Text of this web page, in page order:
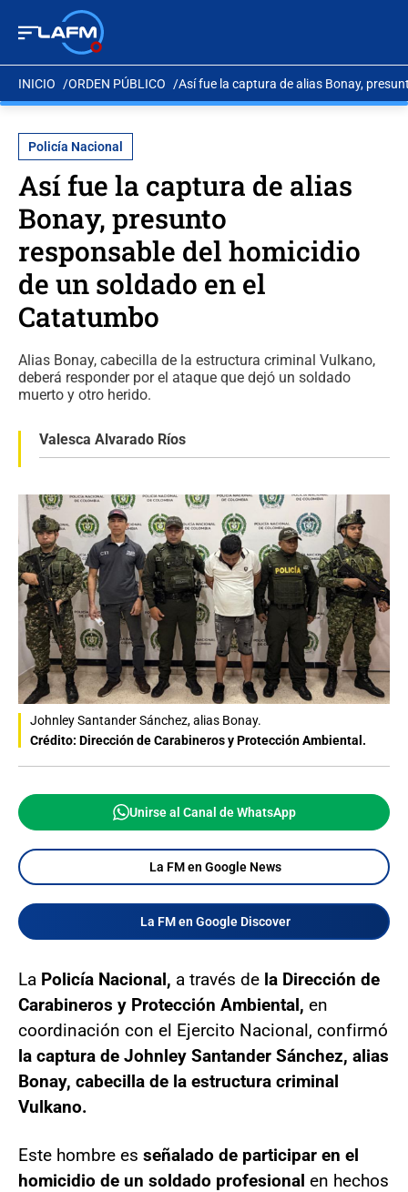
INICIO ORDEN PÚBLICO Así fue la captura de alias Bonay,
Policía Nacional
Así fue la captura de alias
Bonay, presunto
responsable del homicidio
de un soldado en el
Catatumbo
Alias Bonay, cabecilla de la estructura criminal Vulkano,
deberá responder por el ataque que dejó un soldado
muerto y otro herido.
Valesca Alvarado Ríos
Johnley Santander Sánchez, alias Bonay.
Crédito: Dirección de Carabineros y Protección Ambiental.
Unirse al Canal de WhatsApp
La FM en Google News
La FM en Google Discover
La Policía Nacional, a través de la Dirección de
Carabineros y Protección Ambiental, en
coordinación con el Ejercito Nacional, confirmó
la captura de Johnley Santander Sánchez, alias
Bonay, cabecilla de la estructura criminal
Vulkano.
Este hombre es señalado de participar en el
homicidio de un soldado profesional en hechos